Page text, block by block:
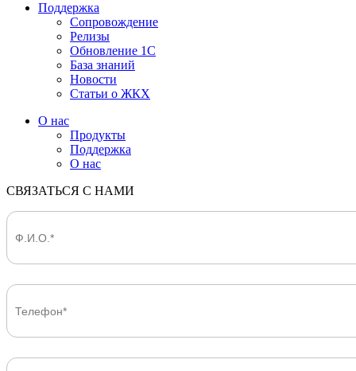
Поддержка
Сопровождение
Релизы
Обновление 1С
База знаний
Новости
Статьи о ЖКХ
О нас
Продукты
Поддержка
О нас
СВЯЗАТЬСЯ С НАМИ